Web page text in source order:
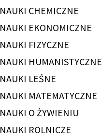
NAUKI CHEMICZNE
NAUKI EKONOMICZNE
NAUKI FIZYCZNE
NAUKI HUMANISTYCZNE
NAUKI LEŚNE
NAUKI MATEMATYCZNE
NAUKI O ŻYWIENIU
NAUKI ROLNICZE